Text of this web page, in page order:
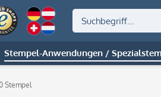
Stempel-Anwendungen /
Stempel